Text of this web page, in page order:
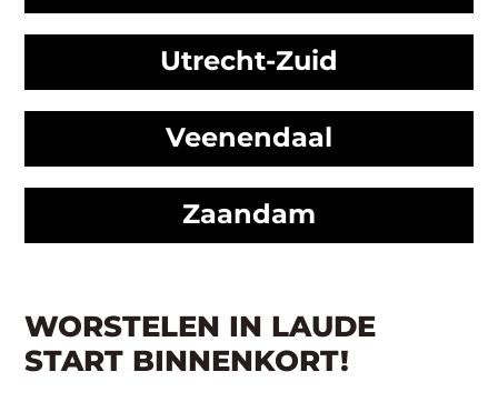
Utrecht-Zuid
Veenendaal
Zaandam
WORSTELEN IN LAUDE
START BINNENKORT!